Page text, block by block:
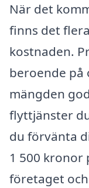
När det
finns det
kostnaden.
beroende på
mängden
flyttjänster
du förvänta
1 500 kronor
företaget